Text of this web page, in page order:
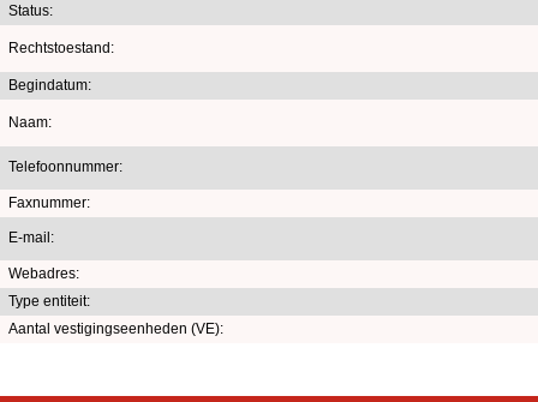
Status:
Rechtstoestand:
Begindatum:
Naam:
Telefoonnummer:
Faxnummer:
E-mail:
Webadres:
Type entiteit:
Aantal vestigingseenheden (VE):